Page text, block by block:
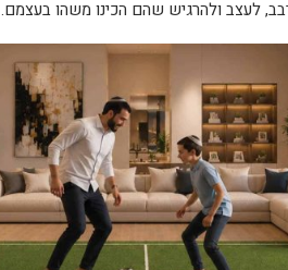
לעצב ולהרגיש שהם הכינו משהו בעצמם.